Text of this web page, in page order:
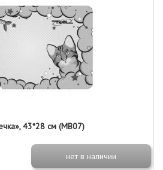
43*28 см (MB07)
нет в наличии